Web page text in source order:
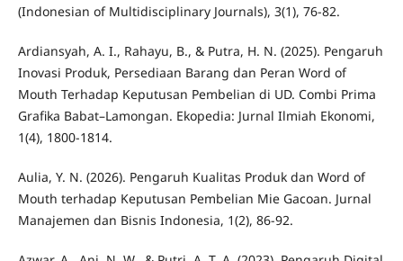
(Indonesian of Multidisciplinary Journals), 3(1), 76-82.
Ardiansyah, A. I., Rahayu, B., & Putra, H. N. (2025). Pengaruh
Inovasi Produk, Persediaan Barang dan Peran Word of
Mouth Terhadap Keputusan Pembelian di UD. Combi Prima
Grafika Babat–Lamongan. Ekopedia: Jurnal Ilmiah Ekonomi,
1(4), 1800-1814.
Aulia, Y. N. (2026). Pengaruh Kualitas Produk dan Word of
Mouth terhadap Keputusan Pembelian Mie Gacoan. Jurnal
Manajemen dan Bisnis Indonesia, 1(2), 86-92.